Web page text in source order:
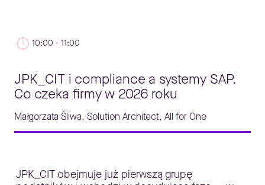
10:00 - 11:00
JPK_CIT i compliance a systemy SAP.
Co czeka firmy w 2026 roku
Małgorzata Śliwa, Solution Architect, All for One
JPK_CIT obejmuje już pierwszą grupę